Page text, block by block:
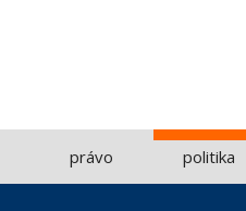
právo politika